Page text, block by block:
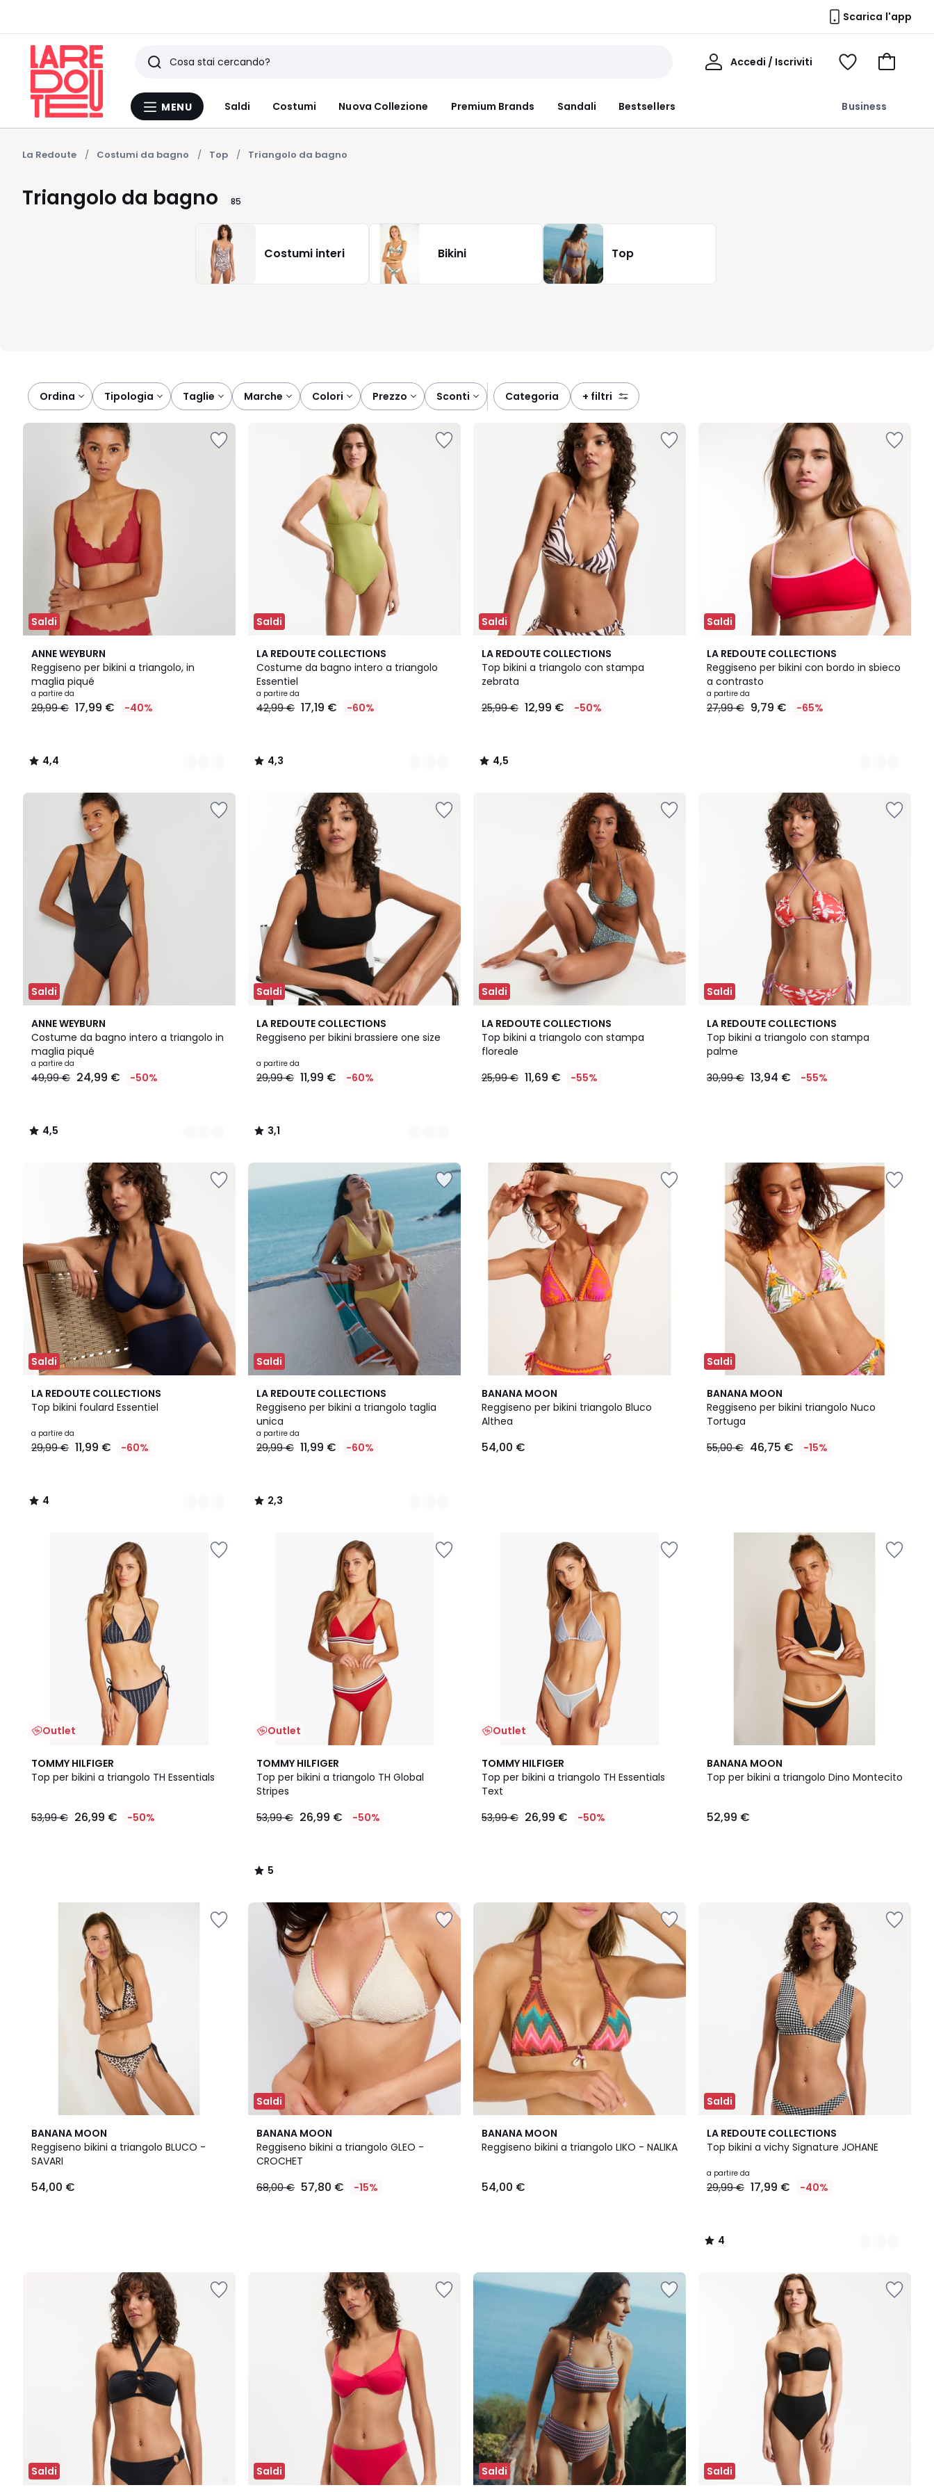
Scarica l'app
Menu
MENU Saldi Costumi Nuova Collezione Premium Brands Sandali Bestsellers Business
Ricerca
Ultimi
articoli
visti
Accedi / Iscriviti
Voir
Vai
La Redoute Costumi da bagno Top Triangolo da bagno
Triangolo da bagno 85
Costumi interi Bikini Top
Ordina tipologia taglie marche colori prezzo sconti categoria + filtri
Saldi
ANNE WEYBURN
Reggiseno per bikini a triangolo, in
maglia piqué
Prezzo
a
€
di
sconto
applicato.
a partire da
29,99 € 17,99 € -40%
4,4
/ 5
2
Colori
4,4
/
Saldi
LA REDOUTE COLLECTIONS
Costume da bagno intero a triangolo
Essentiel
a partire da
42,99 € 17,19 € -60%
4,3
/ 5
3
Colori
4,3
/
Saldi
LA REDOUTE COLLECTIONS
Top bikini a triangolo con stampa
zebrata
25,99 € 12,99 € -50%
4,5
/ 5
4,5
/
Saldi
LA REDOUTE COLLECTIONS
Reggiseno per bikini con bordo in sbieco
a contrasto
a partire da
27,99 € 9,79 € -65%
2
Colori
Saldi
ANNE WEYBURN
Costume da bagno intero a triangolo in
maglia piqué
a partire da
49,99 € 24,99 € -50%
4,5
/ 5
2
Colori
4,5
/
Saldi
LA REDOUTE COLLECTIONS
Reggiseno per bikini brassiere one size
a partire da
29,99 € 11,99 € -60%
3,1
/
2
Colori
3,1
/
Saldi
LA REDOUTE COLLECTIONS
Top bikini a triangolo con stampa
floreale
25,99 € 11,69 € -55%
Saldi
LA REDOUTE COLLECTIONS
Top bikini a triangolo con stampa
palme
30,99 € 13,94 € -55%
Saldi
LA REDOUTE COLLECTIONS
Top bikini foulard Essentiel
a partire da
29,99 € 11,99 € -60%
4
/
4
Colori
4
/
Saldi
LA REDOUTE COLLECTIONS
Reggiseno per bikini a triangolo taglia
unica
a partire da
29,99 € 11,99 € -60%
2,3
/ 5
3
Colori
2,3
/
BANANA MOON
Reggiseno per bikini triangolo Bluco
Althea
54,00 €
Saldi
BANANA MOON
Reggiseno per bikini triangolo Nuco
Tortuga
55,00 € 46,75 € -15%
Outlet
TOMMY HILFIGER
Top per bikini a triangolo TH Essentials
53,99 € 26,99 € -50%
Outlet
TOMMY HILFIGER
Top per bikini a triangolo TH Global
Stripes
53,99 € 26,99 € -50%
5
/
5
5
/
Outlet
TOMMY HILFIGER
Top per bikini a triangolo TH Essentials
Text
53,99 € 26,99 € -50%
BANANA MOON
Top per bikini a triangolo Dino Montecito
52,99 €
BANANA MOON
Reggiseno bikini a triangolo BLUCO -
SAVARI
54,00 €
Saldi
BANANA MOON
Reggiseno bikini a triangolo GLEO -
CROCHET
68,00 € 57,80 € -15%
BANANA MOON
Reggiseno bikini a triangolo LIKO - NALIKA
54,00 €
Saldi
LA REDOUTE COLLECTIONS
Top bikini a vichy Signature JOHANE
a partire da
29,99 € 17,99 € -40%
4
/
2
Colori
4
/
Saldi Saldi Saldi Saldi